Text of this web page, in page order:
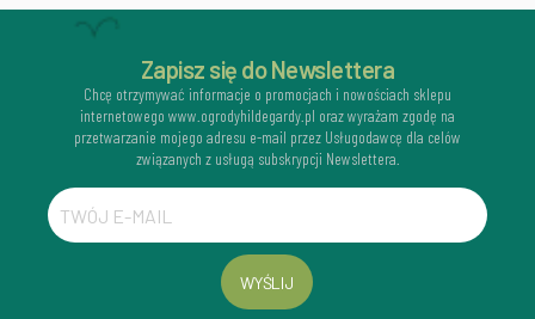
Zapisz się do Newslettera
Chcę otrzymywać informacje o promocjach i nowościach sklepu
internetowego www.ogrodyhildegardy.pl oraz wyrażam zgodę na
przetwarzanie mojego adresu e-mail przez Usługodawcę dla celów
związanych z usługą subskrypcji Newslettera.
WYŚLIJ